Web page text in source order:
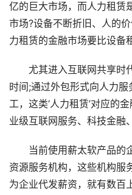
亿的巨大市场，而人力租赁
市场?设备不断折旧、人的
力租赁的金融市场要比设备
尤其进入互联网共享时
时间;通过外包形式向人力
工，这类‘人力租赁’对应的
业级互联网服务、科技金融
当前使用薪太软产品的
资源服务机构，这些机构服
为企业代发薪资，就有数百